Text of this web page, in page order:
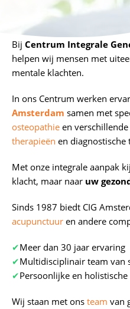
Bij Centrum Integrale
helpen wij mensen met
mentale klachten.
In ons Centrum werken
Amsterdam samen met
osteopathie en
therapieën en diagnostische
Met onze integrale aanpak
klacht, maar naar uw
Sinds 1987 biedt CIG
acupunctuur en andere
✔Meer dan 30 jaar ervaring
✔Multidisciplinair team van
✔Persoonlijke en
Wij staan met ons team van